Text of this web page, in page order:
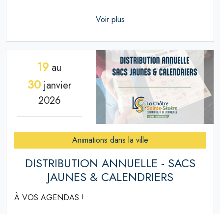
Voir plus
19 au
30 janvier
2026
Animations dans la ville
DISTRIBUTION ANNUELLE - SACS
JAUNES & CALENDRIERS
À VOS AGENDAS !